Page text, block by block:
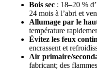
Bois sec : 18–20 %
24 mois à l’abri et
Allumage par le
température
Évitez les feux
encrassent et
Air primaire/
fabricant; des